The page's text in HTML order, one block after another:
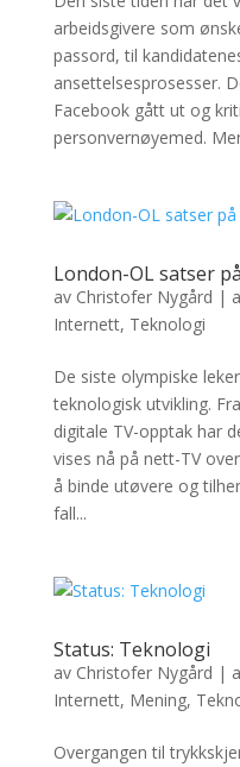
arbeidsgivere som
passord, til
ansettelsesprosesser.
Facebook gått ut og
personvernøyemed.
London-OL satser
av Christofer Nygård |
Internett, Teknologi
De siste olympiske
teknologisk utvikling.
digitale TV-opptak har
vises nå på nett-TV
å binde utøvere og
fall...
Status: Teknologi
av Christofer Nygård |
Internett, Mening,
Overgangen til